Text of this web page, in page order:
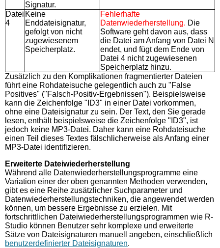
Signatur.
Datei
4
Keine
Enddateisignatur,
gefolgt von nicht
zugewiesenem
Speicherplatz.
Fehlerhafte
Datenwiederherstellung. Die
Software geht davon aus, dass
die Datei am Anfang von Datei N
endet, und fügt dem Ende von
Datei 4 nicht zugewiesenen
Speicherplatz hinzu.
Zusätzlich zu den Komplikationen fragmentierter Dateien
führt eine Rohdateisuche gelegentlich auch zu "False
Positives" ("Falsch-Positiv-Ergebnissen"). Beispielsweise
kann die Zeichenfolge "ID3" in einer Datei vorkommen,
ohne eine Dateisignatur zu sein. Der Text, den Sie gerade
lesen, enthält beispielsweise die Zeichenfolge "ID3", ist
jedoch keine MP3-Datei. Daher kann eine Rohdateisuche
einen Teil dieses Textes fälschlicherweise als Anfang einer
MP3-Datei identifizieren.
Erweiterte Dateiwiederherstellung
Während alle Datenwiederherstellungsprogramme eine
Variation einer der oben genannten Methoden verwenden,
gibt es eine Reihe zusätzlicher Suchparameter und
Datenwiederherstellungstechniken, die angewendet werden
können, um bessere Ergebnisse zu erzielen. Mit
fortschrittlichen Dateiwiederherstellungsprogrammen wie R-
Studio können Benutzer sehr komplexe und erweiterte
Sätze von Dateisignaturen manuell angeben, einschließlich
benutzerdefinierter Dateisignaturen.